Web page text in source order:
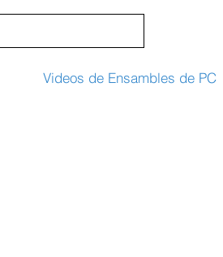
Videos de Ensambles de PC